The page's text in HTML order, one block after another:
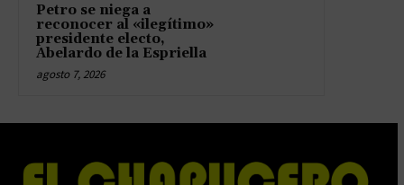
Petro se niega a
reconocer al «ilegítimo»
presidente electo,
Abelardo de la Espriella
agosto 7, 2026